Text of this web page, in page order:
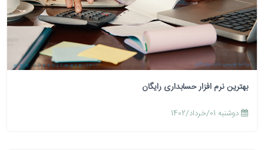
بهترین نرم افزار حسابداری رایگان
دوشنبه 01/خرداد/1402